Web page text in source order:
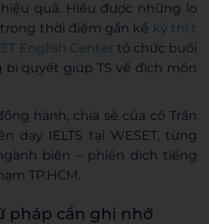
quả. Hiểu được những lo
trong thời điểm gần kề kỳ thi t
English Center tổ chức buổi
quyết giúp TS về đích môn
hành, chia sẻ của cô Trần
dạy IELTS tại WESET, từng
biên – phiên dịch tiếng
TP.HCM.
pháp cần ghi nhớ